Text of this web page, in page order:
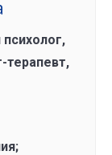
терапевт,